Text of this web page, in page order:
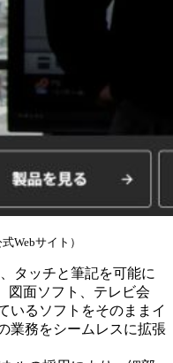
Webサイト）
タッチと筆記を可能に
図面ソフト、テレビ会
いるソフトをそのままイ
業務をシームレスに拡張